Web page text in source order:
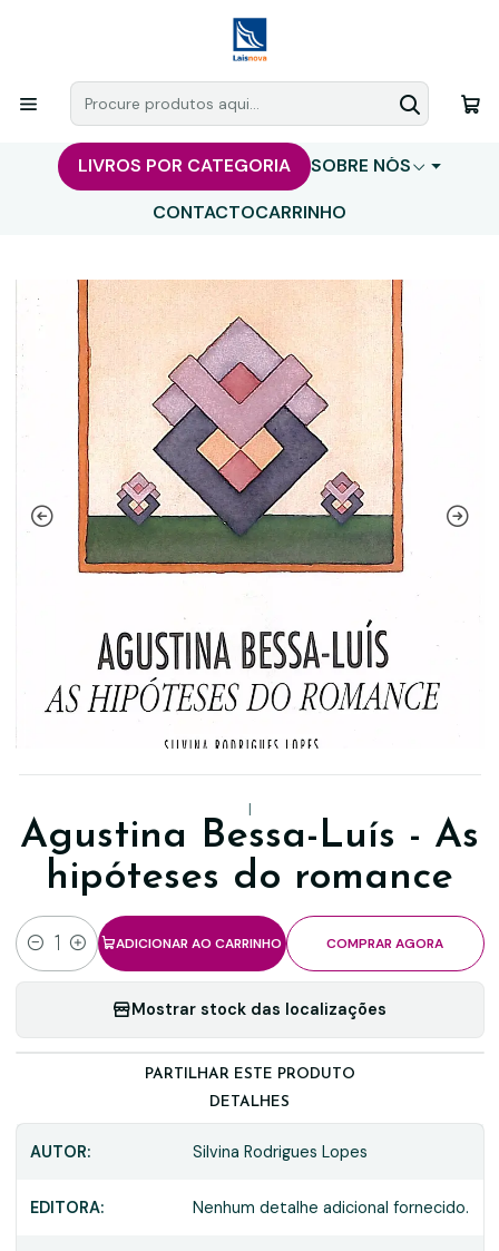
LIVROS POR CATEGORIA
SOBRE NÓS
CONTACTOCARRINHO
|
Agustina Bessa-Luís - As
hipóteses do romance
Quantidade
ADICIONAR AO CARRINHO COMPRAR AGORA
Mostrar stock das localizações
PARTILHAR ESTE PRODUTO
DETALHES
AUTOR: Silvina Rodrigues Lopes
EDITORA: Nenhum detalhe adicional fornecido.